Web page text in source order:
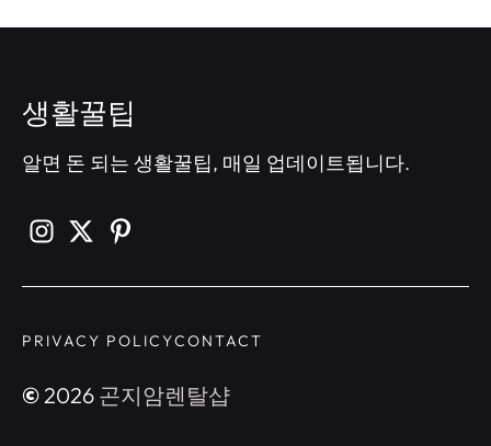
생활꿀팁
알면 돈 되는 생활꿀팁, 매일 업데이트됩니다.
PRIVACY POLICYCONTACT
© 2026 곤지암렌탈샵